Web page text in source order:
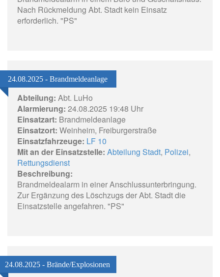
Nach Rückmeldung Abt. Stadt kein Einsatz
erforderlich. "PS"
24.08.2025 - Brandmeldeanlage
Abteilung: Abt. LuHo
Alarmierung: 24.08.2025 19:48 Uhr
Einsatzart: Brandmeldeanlage
Einsatzort: Weinheim, Freiburgerstraße
Einsatzfahrzeuge: LF 10
Mit an der Einsatzstelle: Abteilung Stadt, Polizei,
Rettungsdienst
Beschreibung:
Brandmeldealarm in einer Anschlussunterbringung.
Zur Ergänzung des Löschzugs der Abt. Stadt die
Einsatzstelle angefahren. "PS"
24.08.2025 - Brände/Explosionen